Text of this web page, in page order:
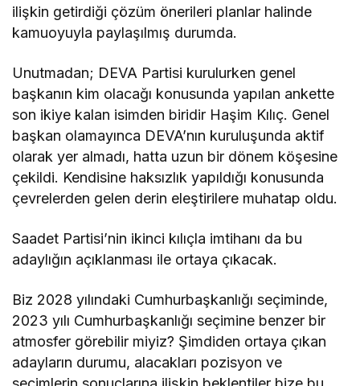
ilişkin getirdiği çözüm önerileri planlar halinde
kamuoyuyla paylaşılmış durumda.
Unutmadan; DEVA Partisi kurulurken genel
başkanın kim olacağı konusunda yapılan ankette
son ikiye kalan isimden biridir Haşim Kılıç. Genel
başkan olamayınca DEVA’nın kuruluşunda aktif
olarak yer almadı, hatta uzun bir dönem köşesine
çekildi. Kendisine haksızlık yapıldığı konusunda
çevrelerden gelen derin eleştirilere muhatap oldu.
Saadet Partisi’nin ikinci kılıçla imtihanı da bu
adaylığın açıklanması ile ortaya çıkacak.
Biz 2028 yılındaki Cumhurbaşkanlığı seçiminde,
2023 yılı Cumhurbaşkanlığı seçimine benzer bir
atmosfer görebilir miyiz? Şimdiden ortaya çıkan
adayların durumu, alacakları pozisyon ve